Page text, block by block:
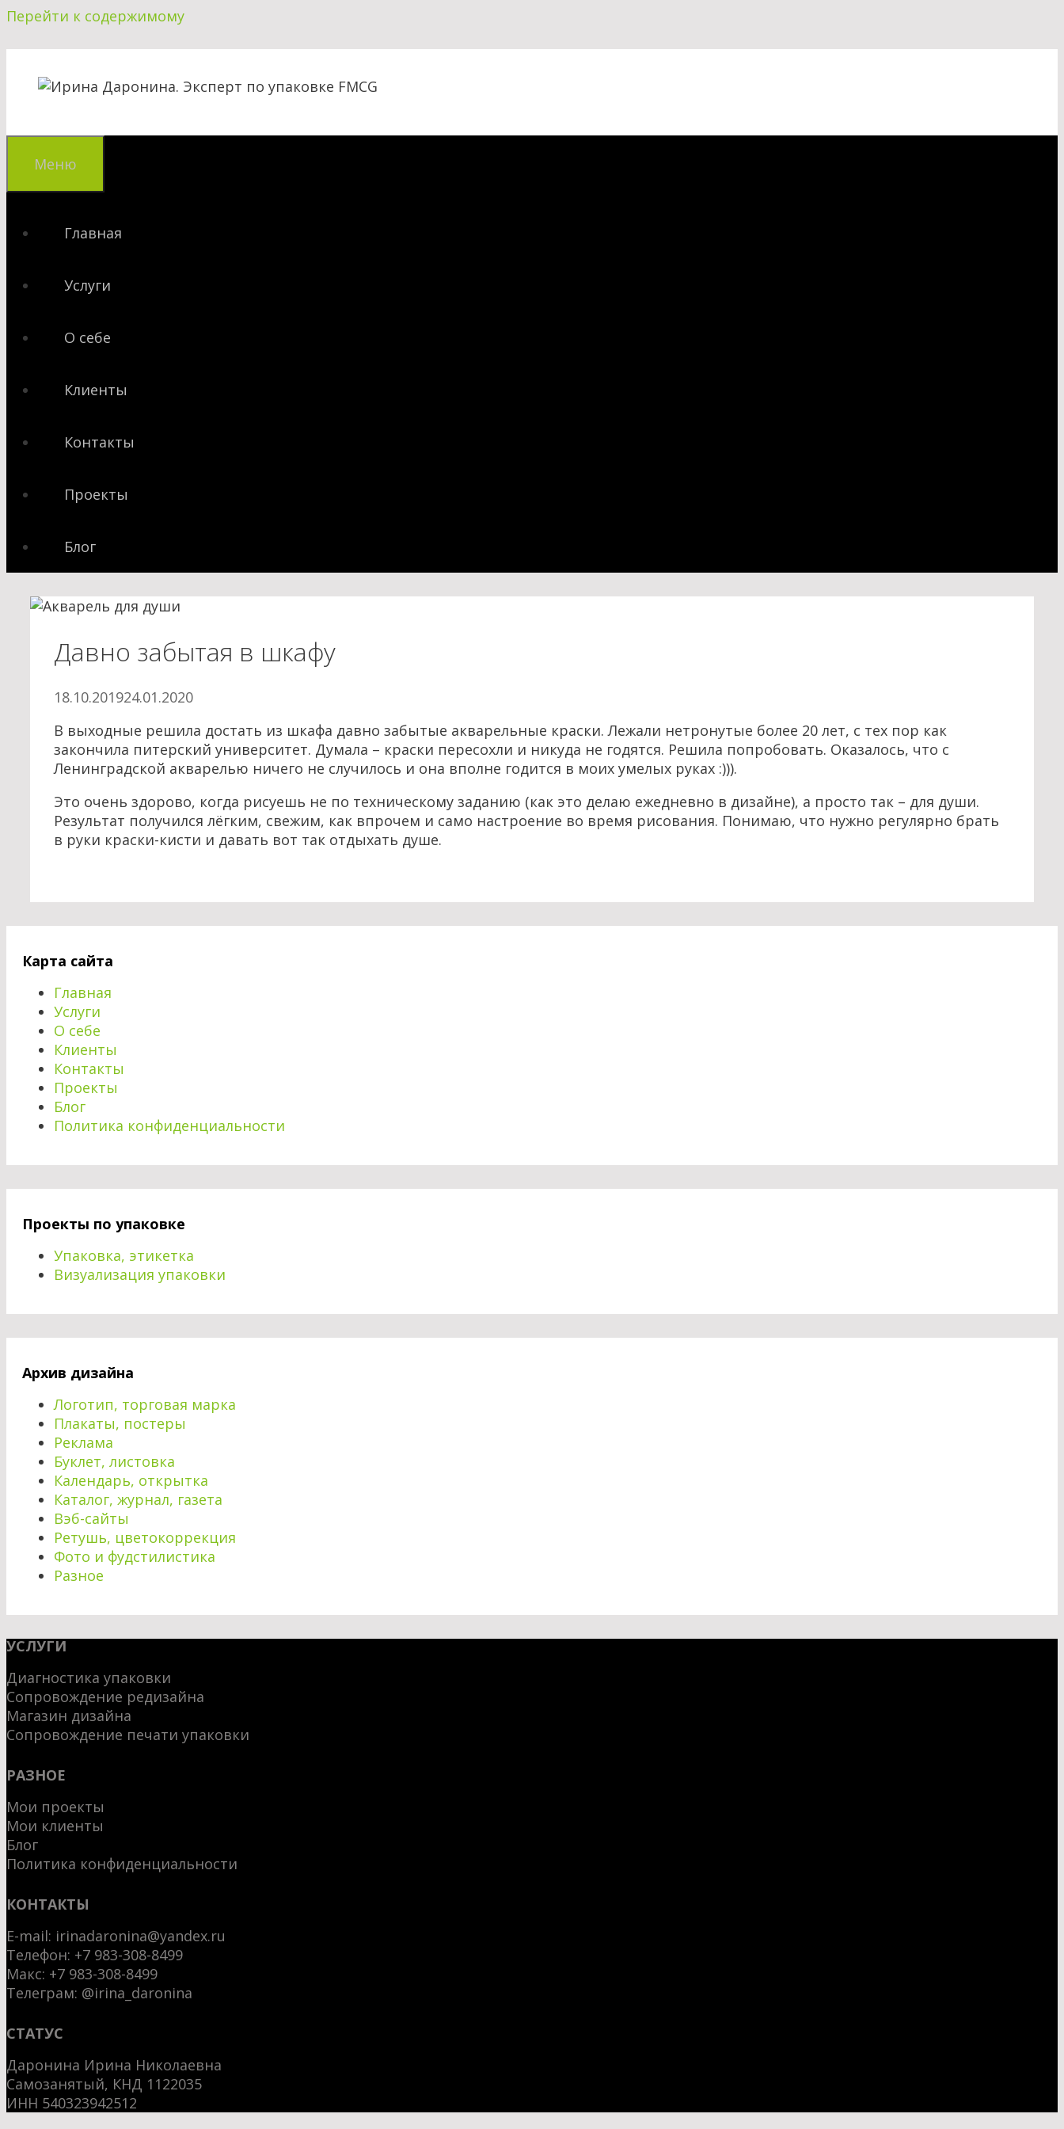
Перейти к содержимому
Меню
Главная
Услуги
О себе
Клиенты
Контакты
Проекты
Блог
Давно забытая в шкафу
18.10.201924.01.2020
В выходные решила достать из шкафа давно забытые акварельные краски. Лежали нетронутые более 20 лет, с тех пор как
закончила питерский университет. Думала – краски пересохли и никуда не годятся. Решила попробовать. Оказалось, что с
Ленинградской акварелью ничего не случилось и она вполне годится в моих умелых руках :))).
Это очень здорово, когда рисуешь не по техническому заданию (как это делаю ежедневно в дизайне), а просто так – для души.
Результат получился лёгким, свежим, как впрочем и само настроение во время рисования. Понимаю, что нужно регулярно брать
в руки краски-кисти и давать вот так отдыхать душе.
Карта сайта
Главная
Услуги
О себе
Клиенты
Контакты
Проекты
Блог
Политика конфиденциальности
Проекты по упаковке
Упаковка, этикетка
Визуализация упаковки
Архив дизайна
Логотип, торговая марка
Плакаты, постеры
Реклама
Буклет, листовка
Календарь, открытка
Каталог, журнал, газета
Вэб-сайты
Ретушь, цветокоррекция
Фото и фудстилистика
Разное
УСЛУГИ
Диагностика упаковки
Сопровождение редизайна
Магазин дизайна
Сопровождение печати упаковки
РАЗНОЕ
Мои проекты
Мои клиенты
Блог
Политика конфиденциальности
КОНТАКТЫ
E-mail: irinadaronina@yandex.ru
Телефон: +7 983-308-8499
Макс: +7 983-308-8499
Телеграм: @irina_daronina
СТАТУС
Даронина Ирина Николаевна
Самозанятый, КНД 1122035
ИНН 540323942512